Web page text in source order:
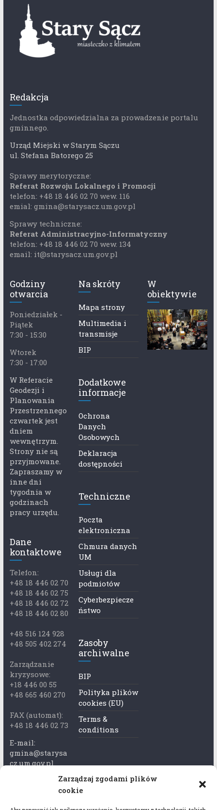
Zarządzaj zgodami plików
cookie
Redakcja
Jednostka odpowiedzialna za prowadzenie portalu
gminnego.
Urząd Miejski w Starym Sączu
ul. Stefana Batorego 25
Sprawy merytoryczne:
Referat Rozwoju Lokalnego i Promocji
telefon: +48 18 446 02 70 wew. 116
emial: gmina@starysacz.um.gov.pl
Sprawy techniczne:
Referat Administracyjno-Informatyczny
telefon: +48 18 446 02 70 wew. 134
email: it@starysacz.um.gov.pl
Godziny
otwarcia
Poniedziałek -
Piątek
7:30 - 15:30
Wtorek
7:30 - 17:00
W Referacie
Geodezji i
Planowania
Przestrzennego
czwartek jest
dniem
wewnętrzym.
Strony nie są
przyjmowane.
Zapraszamy w
inne dni
tygodnia w
godzinach
pracy urzędu.
Dane
kontaktowe
Telefon:
+48 18 446 02 70
+48 18 446 02 75
+48 18 446 02 72
+48 18 446 02 80
+48 516 124 928
+48 505 402 274
Zarządzanie
kryzysowe:
+18 446 00 55
+48 665 460 270
FAX (automat):
+48 18 446 02 73
E-mail:
gmina@starysa
cz.um.gov.pl
Adres skrzynki
Na skróty
Mapa strony
Multimedia i
transmisje
BIP
Dodatkowe
informacje
Ochrona
Danych
Osobowych
Deklaracja
dostępności
Techniczne
Poczta
elektroniczna
Chmura danych
UM
Usługi dla
podmiotów
Cyberbezpiecze
ństwo
Zasoby
archiwalne
BIP
Polityka plików
cookies (EU)
Terms &
conditions
W
obiektywie